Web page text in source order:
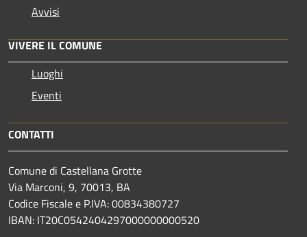
Avvisi
VIVERE IL COMUNE
Luoghi
Eventi
CONTATTI
Comune di Castellana Grotte
Via Marconi, 9, 70013, BA
Codice Fiscale e P.IVA: 00834380727
IBAN: IT20C0542404297000000000520